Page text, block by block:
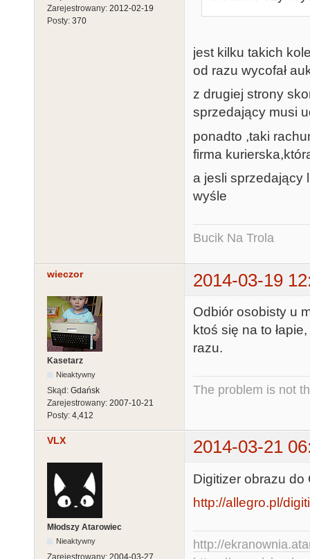
Zarejestrowany: 2012-02-19
Posty: 370
jest kilku takich
od razu wycofał
z drugiej strony
sprzedający musi
ponadto ,taki
firma
a jesli sprzedający
wyśle
Bucik Na Trola
wieczor 2014-03-19
Kasetarz
Nieaktywny
Skąd: Gdańsk
Zarejestrowany: 2007-10-21
Posty: 4,412
Odbiór osobisty u
ktoś się na to
razu.
The problem is not
VLX 2014-03-21
Młodszy Atarowiec
Nieaktywny
Digitizer obrazu do
http://allegro.pl/
http://